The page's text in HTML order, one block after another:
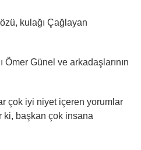
kulağı Çağlayan
Ömer Günel ve arkadaşlarının
çok iyi niyet içeren yorumlar
ki, başkan çok insana